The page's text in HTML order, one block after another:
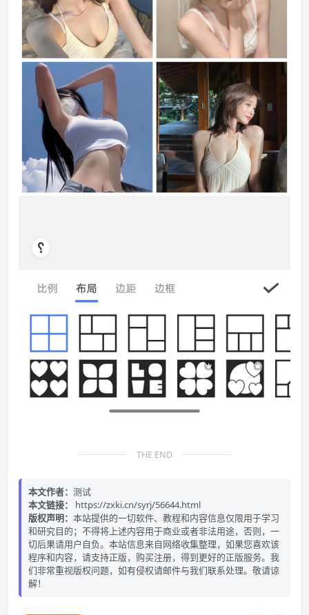
THE END
本文作者： 测试
本文链接：
https://zxki.cn/syrj/56644.html
版权声明： 本站提供的一切软件、教程和内容信息仅限用于学习
和研究目的；不得将上述内容用于商业或者非法用途，否则，一
切后果请用户自负。本站信息来自网络收集整理，如果您喜欢该
程序和内容，请支持正版，购买注册，得到更好的正版服务。我
们非常重视版权问题，如有侵权请邮件与我们联系处理。敬请谅
解！